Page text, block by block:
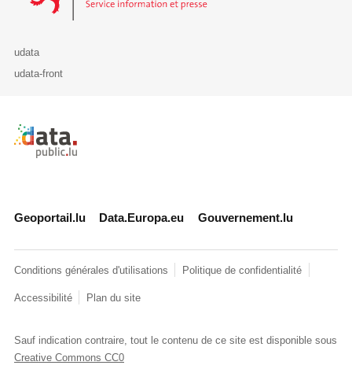
udata
udata-front
Retour à l'accueil de data.public.lu
Geoportail.lu Data.Europa.eu Gouvernement.lu
Conditions générales d'utilisations Politique de confidentialité
Accessibilité Plan du site
Sauf indication contraire, tout le contenu de ce site est disponible sous
Creative Commons CC0